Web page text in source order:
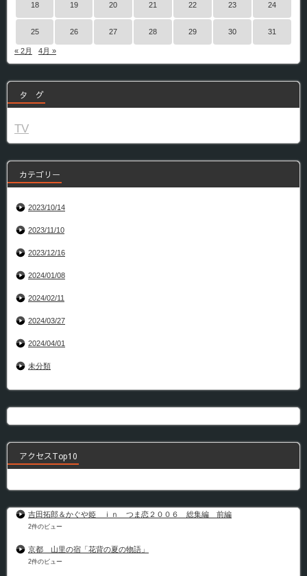
18 19 20 21 22 23 24
25 26 27 28 29 30 31
« 2月 4月 »
タ グ
TV
カテゴリー
2023/10/14
2023/11/10
2023/12/16
2024/01/08
2024/02/11
2024/03/27
2024/04/01
未分類
アクセスTop10
吉田拓郎＆かぐや姫 ｉｎ つま恋２００６ 総集編 前編
2件のビュー
京都 山里の宿「花背の夏の物語」
2件のビュー